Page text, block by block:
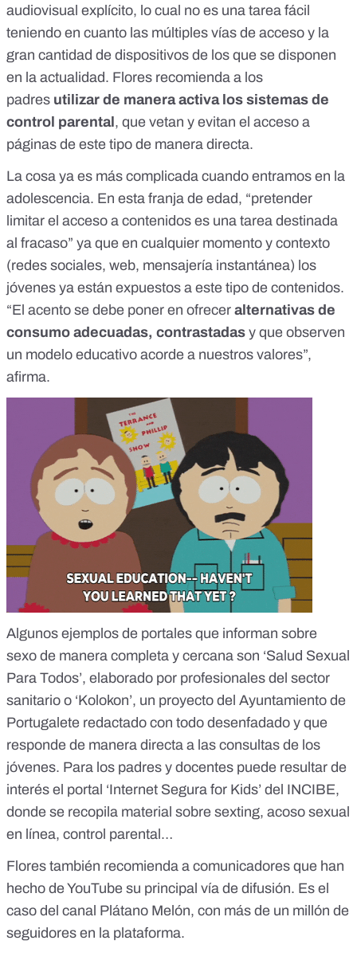
audiovisual explícito, lo cual no es una tarea fácil
teniendo en cuanto las múltiples vías de acceso y la
gran cantidad de dispositivos de los que se disponen
en la actualidad. Flores recomienda a los
padres utilizar de manera activa los sistemas de
control parental, que vetan y evitan el acceso a
páginas de este tipo de manera directa.
La cosa ya es más complicada cuando entramos en la
adolescencia. En esta franja de edad, “pretender
limitar el acceso a contenidos es una tarea destinada
al fracaso” ya que en cualquier momento y contexto
(redes sociales, web, mensajería instantánea) los
jóvenes ya están expuestos a este tipo de contenidos.
“El acento se debe poner en ofrecer alternativas de
consumo adecuadas, contrastadas y que observen
un modelo educativo acorde a nuestros valores”,
afirma.
Algunos ejemplos de portales que informan sobre
sexo de manera completa y cercana son ‘Salud Sexual
Para Todos’, elaborado por profesionales del sector
sanitario o ‘Kolokon’, un proyecto del Ayuntamiento de
Portugalete redactado con todo desenfadado y que
responde de manera directa a las consultas de los
jóvenes. Para los padres y docentes puede resultar de
interés el portal ‘Internet Segura for Kids’ del INCIBE,
donde se recopila material sobre sexting, acoso sexual
en línea, control parental…
Flores también recomienda a comunicadores que han
hecho de YouTube su principal vía de difusión. Es el
caso del canal Plátano Melón, con más de un millón de
seguidores en la plataforma.